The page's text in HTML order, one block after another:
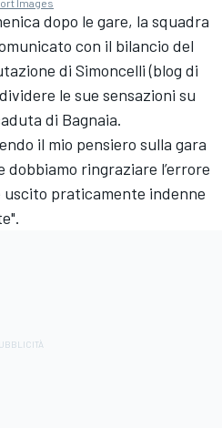
Images
dopo le gare, la squadra
con il bilancio del
di Simoncelli (blog di
le sue sensazioni su
di Bagnaia.
il mio pensiero sulla gara
dobbiamo ringraziare l’errore
uscito praticamente indenne